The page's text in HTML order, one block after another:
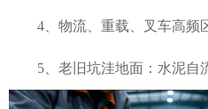
4、物流、重载、叉车高频
5、老旧坑洼地面：水泥自